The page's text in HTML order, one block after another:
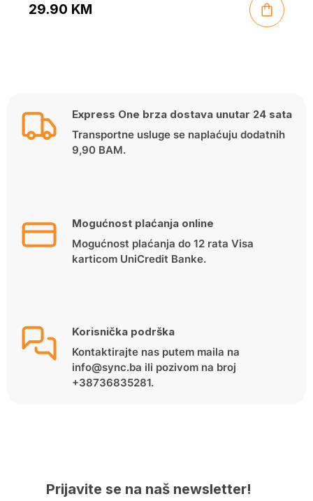
29.90 KM
Express One brza dostava unutar 24 sata
Transportne usluge se naplaćuju dodatnih
9,90 BAM.
Mogućnost plaćanja online
Mogućnost plaćanja do 12 rata Visa
karticom UniCredit Banke.
Korisnička podrška
Kontaktirajte nas putem maila na
info@sync.ba ili pozivom na broj
+38736835281.
Prijavite se na naš newsletter!